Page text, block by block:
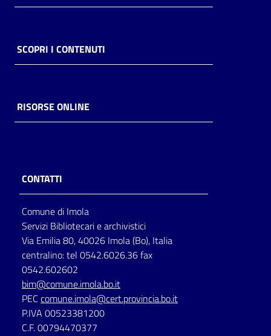
SCOPRI I CONTENUTI
RISORSE ONLINE
CONTATTI
Comune di Imola
Servizi Bibliotecari e archivistici
Via Emilia 80, 40026 Imola (Bo), Italia
centralino: tel 0542.6026.36 fax
0542.602602
bim@comune.imola.bo.it
PEC comune.imola@cert.provincia.bo.it
P.IVA 00523381200
C.F. 00794470377